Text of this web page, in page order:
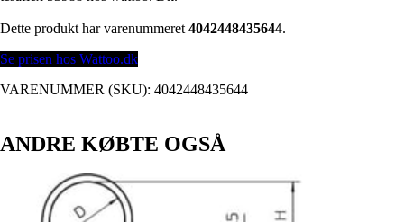
Dette produkt har varenummeret 4042448435644.
Se prisen hos Wattoo.dk
VARENUMMER (SKU): 4042448435644
ANDRE KØBTE OGSÅ